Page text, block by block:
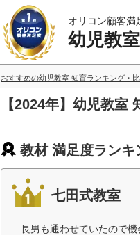
オリコン顧客満
幼児教
おすすめの幼児教室 知育ランキング・
【2024年】幼児教室
教材 満足度ランキ
七田式教室
長男も通わせていたので